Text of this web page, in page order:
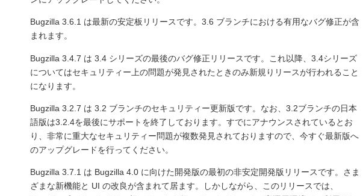
Bugzilla 3.6.1 は最新の安定板リリースです。3.6 ブランチにおける有用なバグ修正が含
まれます。
Bugzilla 3.4.7 は 3.4 シリーズの最後のバグ修正リリースです。これ以降、3.4シリーズ
についてはセキュリティー上の問題が発見されたときのみ新規りリースが行われること
になります。
Bugzilla 3.2.7 は 3.2 ブランチのセキュリティー更新版です。なお、3.2ブランチの日本
語版は3.2.4を最後にサポートを終了しております。すでにアナウンスされているとお
り、非常に重大なセキュリティー問題が複数発見されておりますので、今すぐ最新版へ
のアップグレードを行ってください。
Bugzilla 3.7.1 は Bugzilla 4.0 に向けた開発版の最初の非安定開発版リリースです。さま
ざまな新機能と UI の改良が含まれて居ます。しかしながら、このリリースでは、